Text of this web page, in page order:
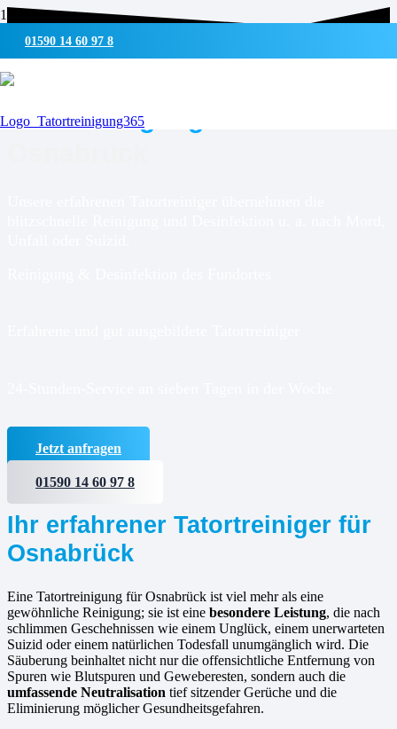
01590 14 60 97 8
UMWELTSCHONENDE REINIGUNG & DESINFEKTION
Tatortreinigung für
Jetzt anfragen
01590 14 60 97 8
Ihr erfahrener Tatortreiniger für
Osnabrück
Eine Tatortreinigung für Osnabrück ist viel mehr als eine
gewöhnliche Reinigung; sie ist eine besondere Leistung, die nach
schlimmen Geschehnissen wie einem Unglück, einem unerwarteten
Suizid oder einem natürlichen Todesfall unumgänglich wird. Die
Säuberung beinhaltet nicht nur die offensichtliche Entfernung von
Spuren wie Blutspuren und Geweberesten, sondern auch die
umfassende Neutralisation tief sitzender Gerüche und die
Eliminierung möglicher Gesundheitsgefahren.